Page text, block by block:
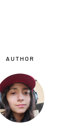
AUTHOR